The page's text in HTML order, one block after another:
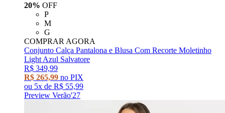
20% OFF
P
M
G
COMPRAR AGORA
Conjunto Calça Pantalona e Blusa Com Recorte Moletinho
Light Azul Salvatore
R$ 349,99
R$ 265,99 no PIX
ou 5x de R$ 55,99
Preview Verão'27